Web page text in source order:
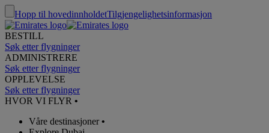
Hopp til hovedinnholdetTilgjengelighetsinformasjon
BESTILL
Søk etter flygninger
ADMINISTRERE
Søk etter flygninger
OPPLEVELSE
Søk etter flygninger
HVOR VI FLYR •
Våre destinasjoner •